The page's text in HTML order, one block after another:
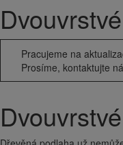
Pracujeme na
Prosíme, kontaktujte